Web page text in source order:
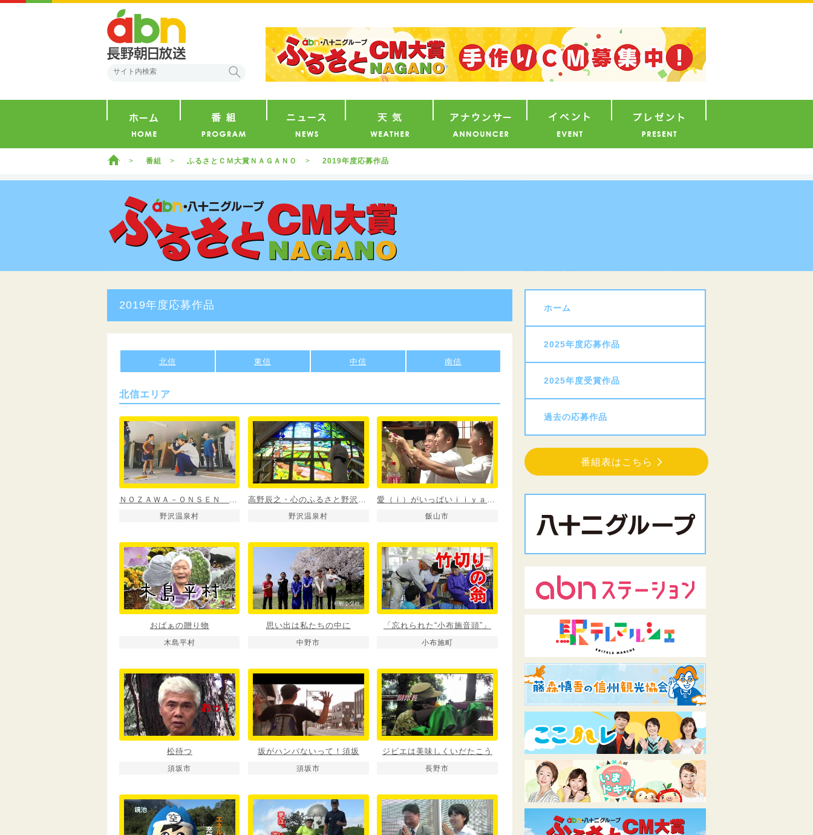
ホーム 番組 ふるさとＣＭ大賞ＮＡＧＡＮＯ 2019年度応募作品
2019年度応募作品
北信 東信 中信 南信
北信エリア
野沢温泉村 野沢温泉村 飯山市
おばぁの贈り物
木島平村
思い出は私たちの中に
中野市
「忘れられた“小布施音頭”」
小布施町
松待つ
須坂市
坂がハンパないって！須坂
須坂市
ジビエは美味しくいだたこう
長野市
ホーム
2025年度応募作品
2025年度受賞作品
過去の応募作品
番組表はこちら